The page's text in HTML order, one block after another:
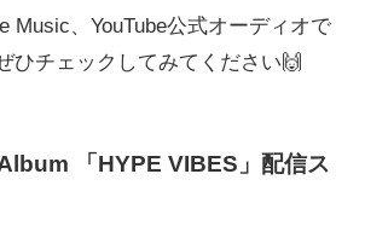
Music、YouTube公式オーディオで
ひチェックしてみてください🙌
「HYPE VIBES」配信ス